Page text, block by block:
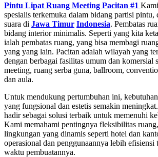
Pintu Lipat Ruang Meeting Pacitan #1
spesialis terkemuka dalam bidang partisi pintu,
suara di Jawa Timur Indonesia. Pembatas
bidang interior minimalis. Seperti yang kita
ialah pembatas ruang, yang bisa membagi
yang yang lain. Pacitan adalah wilayah yang
dengan berbagai fasilitas umum dan komersial
meeting, ruang serba guna, ballroom,
dan aula.
Untuk mendukung pertumbuhan ini,
yang fungsional dan estetis semakin
hadir sebagai solusi terbaik untuk memenuhi
Kami memahami pentingnya fleksibilitas
lingkungan yang dinamis seperti hotel dan
operasional dan penggunaannya lebih efisiensi
waktu pembuatannya.